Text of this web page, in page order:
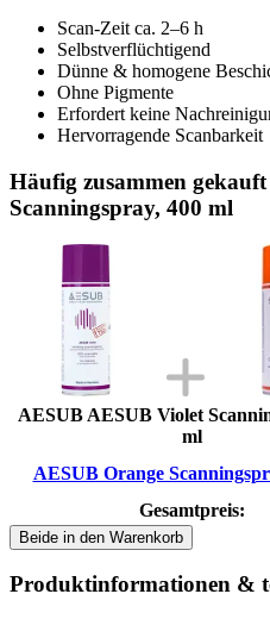
Scan-Zeit ca. 2–6 h
Selbstverflüchtigend
Dünne & homogene
Ohne Pigmente
Erfordert keine
Hervorragende Scanbarkeit
Häufig zusammen
Scanningspray, 400 ml
AESUB AESUB Violet
ml
AESUB Orange
Gesamtpreis:
Beide in den Warenkorb
Produktinformationen &